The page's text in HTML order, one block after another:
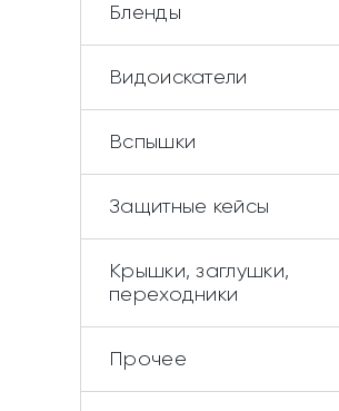
Бленды
Видоискатели
Вспышки
Защитные кейсы
Крышки, заглушки,
переходники
Прочее